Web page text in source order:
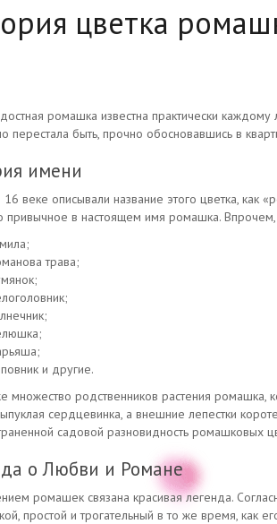
цветка
ромашка известна практически
перестала быть, прочно обосновавшись в
имени
веке описывали название этого цветка, как
привычное в настоящем имя ромашка.
трава;
и другие.
множество родственников растения
сердцевинка, а внешние лепестки
садовой разновидность ромашковых
о Любви и Романе
ромашек связана красивая легенда.
простой и трогательный в то же время, как